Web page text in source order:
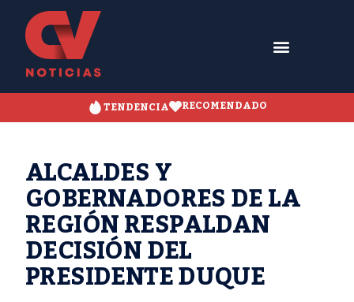
TENDENCIA RECOMENDADO
ALCALDES Y
GOBERNADORES DE LA
REGIÓN RESPALDAN
DECISIÓN DEL
PRESIDENTE DUQUE